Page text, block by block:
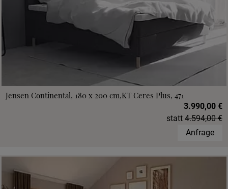
Jensen Continental, 180 x 200 cm,KT Ceres Plus, 471
3.990,00 €
statt 4.594,00 €
Anfrage